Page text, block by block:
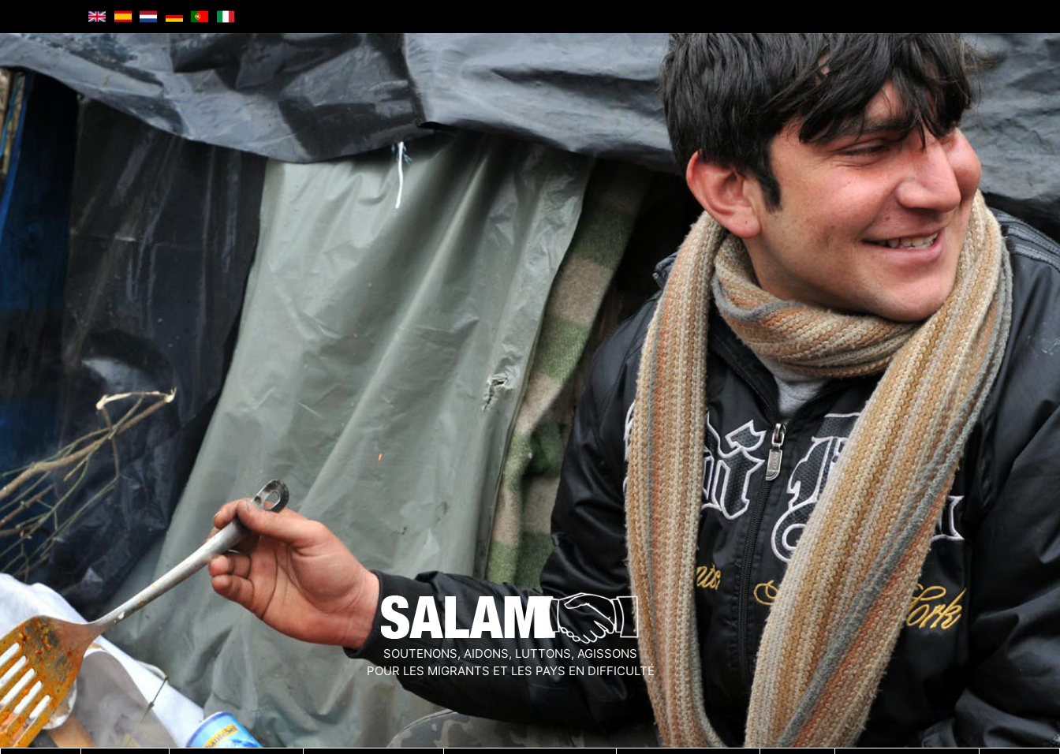
SOUTENONS, AIDONS, LUTTONS, AGISSONS
POUR LES MIGRANTS ET LES PAYS EN DIFFICULTÉ